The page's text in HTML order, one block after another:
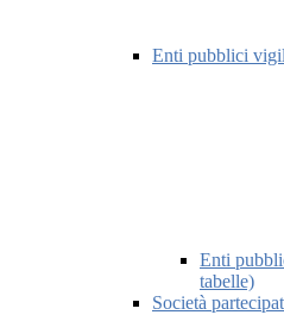
Enti pubblici
Enti
tabelle)
Società